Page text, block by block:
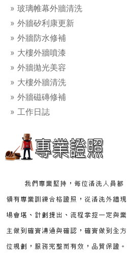
玻璃帷幕外牆清洗
外牆矽利康更新
外牆防水修補
大樓外牆噴漆
外牆拋光美容
大樓外牆清洗
外牆磁磚修補
工作日誌